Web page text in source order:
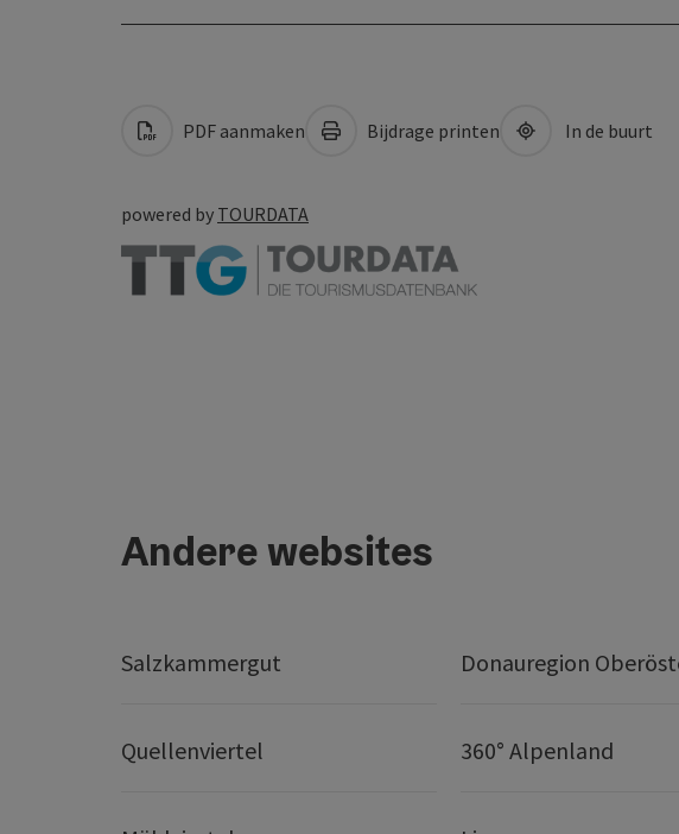
PDF aanmaken Bijdrage printen In de buurt
powered by TOURDATA
Andere websites
Salzkammergut Donauregion
Quellenviertel 360° Alpenland